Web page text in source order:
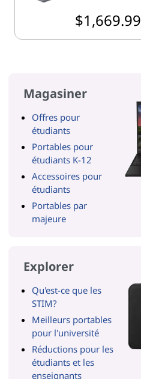
$1,669.99
Magasiner
Offres pour
étudiants
Portables pour
étudiants K-12
Accessoires pour
étudiants
Portables par
majeure
Explorer
Qu'est-ce que les
STIM?
Meilleurs portables
pour l'université
Réductions pour les
étudiants et les
enseignants